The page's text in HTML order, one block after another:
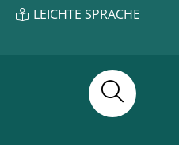
LEICHTE SPRACHE